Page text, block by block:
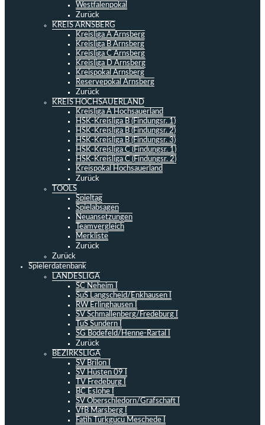
Westfalenpokal
Zurück
KREIS ARNSBERG
Kreisliga A Arnsberg
Kreisliga B Arnsberg
Kreisliga C Arnsberg
Kreisliga D Arnsberg
Kreispokal Arnsberg
Reservepokal Arnsberg
Zurück
KREIS HOCHSAUERLAND
Kreisliga A Hochsauerland
HSK-Kreisliga B (Findungsr. 1)
HSK-Kreisliga B (Findungsr. 2)
HSK-Kreisliga B (Findungsr. 3)
HSK-Kreisliga C (Findungsr. 1)
HSK-Kreisliga C (Findungsr. 2)
Kreispokal Hochsauerland
Zurück
TOOLS
Spieltag
Spielabsagen
Neuansetzungen
Teamvergleich
Merkliste
Zurück
Zurück
Spielerdatenbank
LANDESLIGA
SC Neheim I
SuS Langscheid/Enkhausen I
RW Erlinghausen I
SV Schmallenberg/Fredeburg I
TuS Sundern I
SG Bödefeld/Henne-Rartal I
Zurück
BEZIRKSLIGA
SV Brilon I
SV Hüsten 09 I
TV Fredeburg I
BC Eslohe I
SV Oberschledorn/Grafschaft I
VfB Marsberg I
Fatih Türkgücü Meschede I